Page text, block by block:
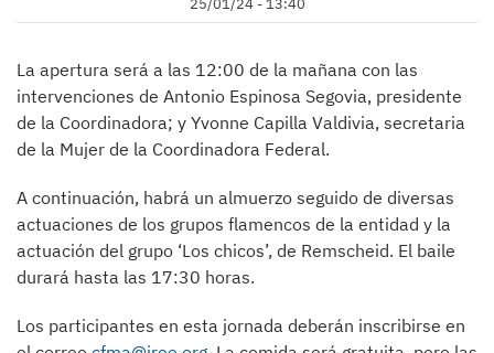
25/01/24 - 13:40
La apertura será a las 12:00 de la mañana con las
intervenciones de Antonio Espinosa Segovia, presidente
de la Coordinadora; y Yvonne Capilla Valdivia, secretaria
de la Mujer de la Coordinadora Federal.
A continuación, habrá un almuerzo seguido de diversas
actuaciones de los grupos flamencos de la entidad y la
actuación del grupo ‘Los chicos’, de Remscheid. El baile
durará hasta las 17:30 horas.
Los participantes en esta jornada deberán inscribirse en